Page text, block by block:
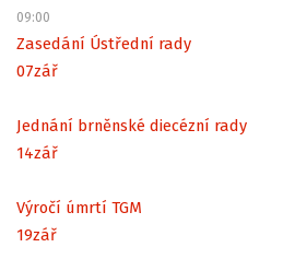
09:00
Zasedání Ústřední rady
07zář
Jednání brněnské diecézní rady
14zář
Výročí úmrtí TGM
19zář